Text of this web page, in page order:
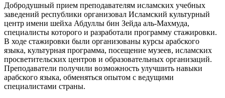
Добродушный прием преподавателям исламских учебных
заведений республики организовал Исламский культурный
центр имени шейха Абдуллы бин Зейда аль-Махмуда,
специалисты которого и разработали программу стажировки.
В ходе стажировки были организованы курсы арабского
языка, культурная программа, посещение музеев, исламских
просветительских центров и образовательных организаций.
Преподаватели получили возможность улучшить навыки
арабского языка, обменяться опытом с ведущими
специалистами страны.